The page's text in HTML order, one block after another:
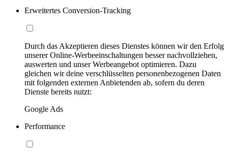
Erweitertes Conversion-Tracking
Durch das Akzeptieren dieses Dienstes können wir den Erfolg
unserer Online-Werbeeinschaltungen besser nachvollziehen,
auswerten und unser Werbeangebot optimieren. Dazu
gleichen wir deine verschlüsselten personenbezogenen Daten
mit folgenden externen Anbietenden ab, sofern du deren
Dienste bereits nutzt:
Google Ads
Performance